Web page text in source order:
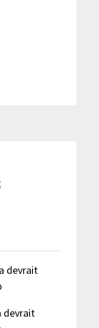
devrait
devrait